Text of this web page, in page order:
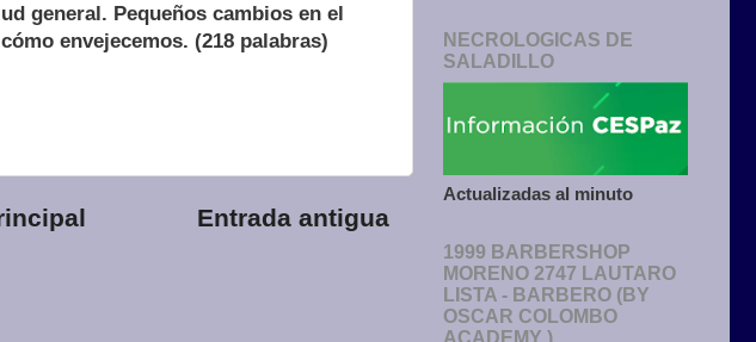
general. Pequeños cambios en el
envejecemos. (218 palabras)
Entrada antigua
NECROLOGICAS DE
SALADILLO
Actualizadas al minuto
1999 BARBERSHOP
MORENO 2747 LAUTARO
LISTA - BARBERO (BY
OSCAR COLOMBO